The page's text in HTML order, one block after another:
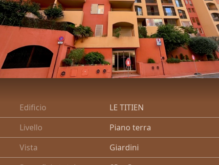
CERCA
Edificio
LE TITIEN
Livello
Piano terra
Vista
Giardini